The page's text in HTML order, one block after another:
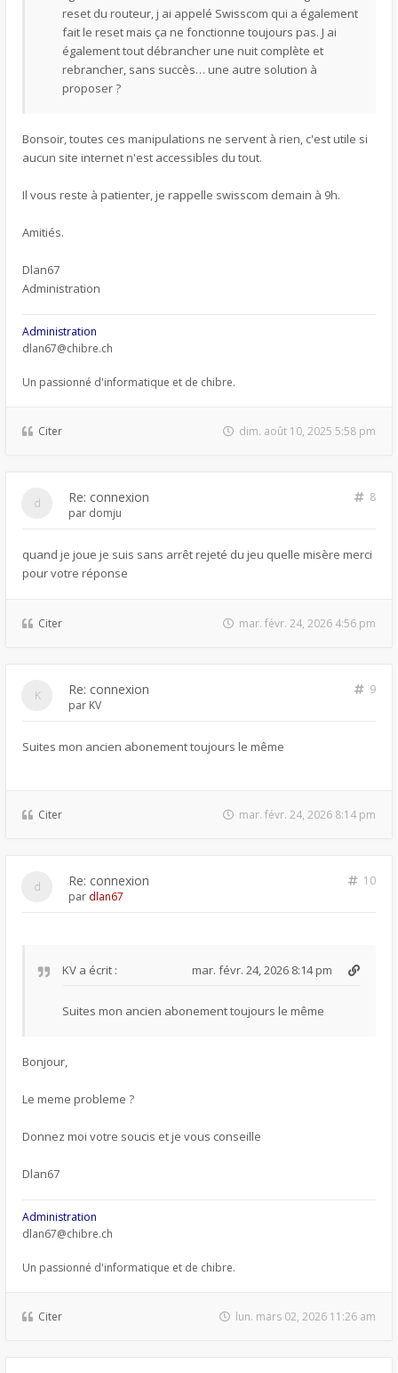
reset du routeur, j ai appelé Swisscom qui a également
fait le reset mais ça ne fonctionne toujours pas. J ai
également tout débrancher une nuit complète et
rebrancher, sans succès… une autre solution à
proposer ?
Bonsoir, toutes ces manipulations ne servent à rien, c'est utile si
aucun site internet n'est accessibles du tout.
Il vous reste à patienter, je rappelle swisscom demain à 9h.
Amitiés.
Dlan67
Administration
Administration
dlan67@chibre.ch
Un passionné d'informatique et de chibre.
Citer dim. août 10, 2025 5:58 pm
Re: connexion
8
par domju
quand je joue je suis sans arrêt rejeté du jeu quelle misère merci
pour votre réponse
Citer mar. févr. 24, 2026 4:56 pm
Re: connexion
9
par KV
Suites mon ancien abonement toujours le même
Citer mar. févr. 24, 2026 8:14 pm
Re: connexion
10
par dlan67
KV a écrit : mar. févr. 24, 2026 8:14 pm
Suites mon ancien abonement toujours le même
Bonjour,
Le meme probleme ?
Donnez moi votre soucis et je vous conseille
Dlan67
Administration
dlan67@chibre.ch
Un passionné d'informatique et de chibre.
Citer lun. mars 02, 2026 11:26 am